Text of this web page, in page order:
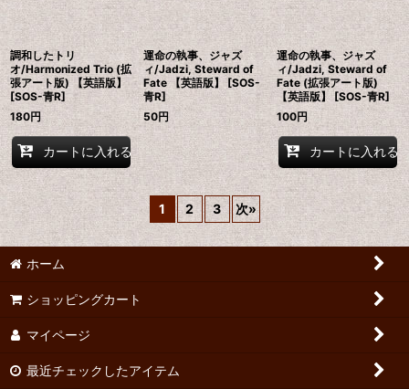
調和したトリ
オ/Harmonized Trio (拡
張アート版) 【英語版】
[SOS-青R]
180円
カートに入れる
運命の執事、ジャズ
ィ/Jadzi, Steward of
Fate 【英語版】 [SOS-
青R]
50円
運命の執事、ジャズ
ィ/Jadzi, Steward of
Fate (拡張アート版)
【英語版】 [SOS-青R]
100円
カートに入れる
1 2 3 次»
ホーム
ショッピングカート
マイページ
最近チェックしたアイテム